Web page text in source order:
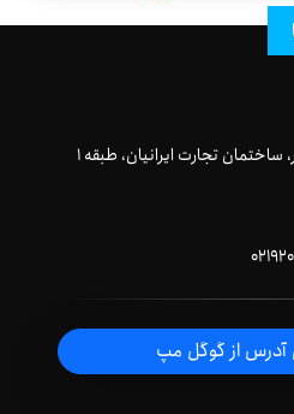
تهران، میدان ولیعصر، ساختمان تجارت ایرانیان، طبقه ۱
آدرس از گوگل مپ